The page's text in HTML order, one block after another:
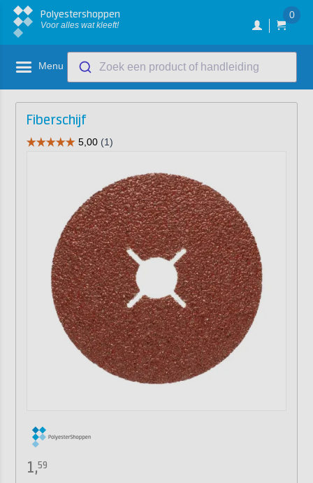
Polyestershoppen
Voor alles wat kleeft!
0
Menu Zoek een product of handleiding
Fiberschijf
1,59